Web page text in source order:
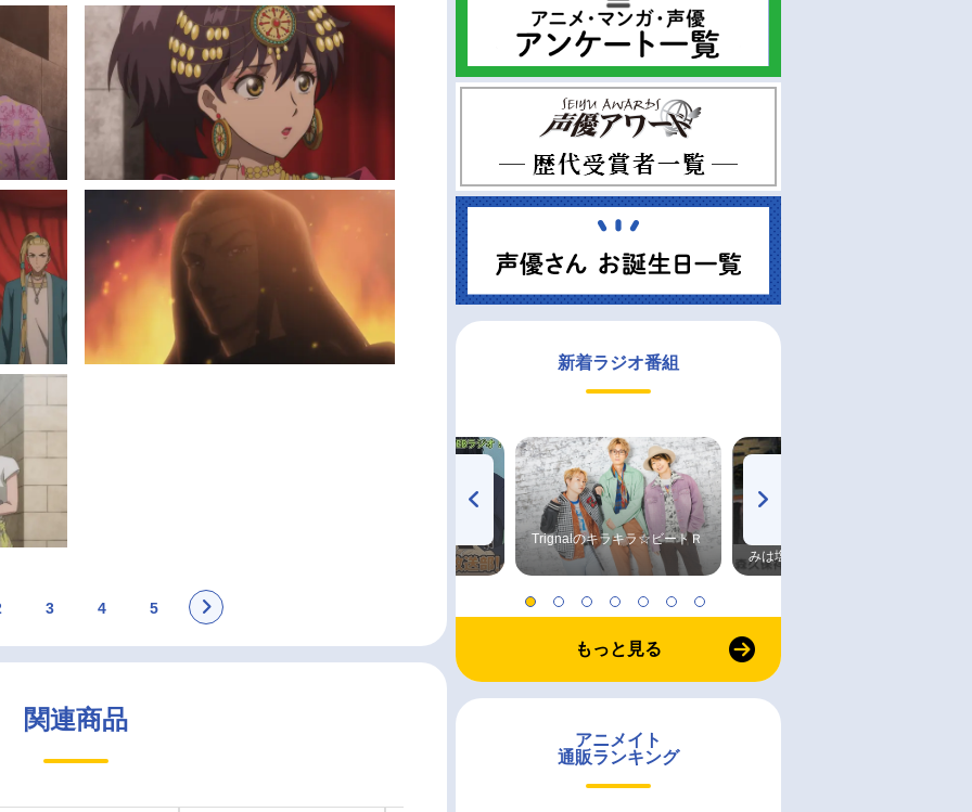
3 4 5
関連商品
新着ラジオ番組
Trignalのキラキラ☆ビートＲ
みは塩だけ
もっと見る
アニメイト
通販ランキング